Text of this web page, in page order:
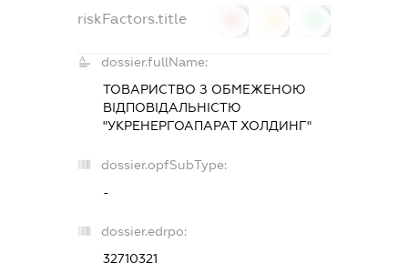
riskFactors.title
dossier.fullName:
ТОВАРИСТВО З ОБМЕЖЕНОЮ
ВІДПОВІДАЛЬНІСТЮ
"УКРЕНЕРГОАПАРАТ ХОЛДИНГ"
dossier.opfSubType:
-
dossier.edrpo:
32710321